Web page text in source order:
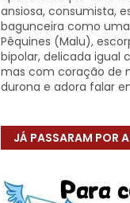
ansiosa, consumista,
bagunceira como
Pêquines (Malu),
bipolar, delicada igual
mas com coração de
durona e adora falar
JÁ PASSARAM POR